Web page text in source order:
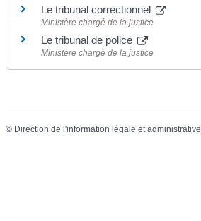
Le tribunal correctionnel
Ministère chargé de la justice
Le tribunal de police
Ministère chargé de la justice
© Direction de l'information légale et administrative